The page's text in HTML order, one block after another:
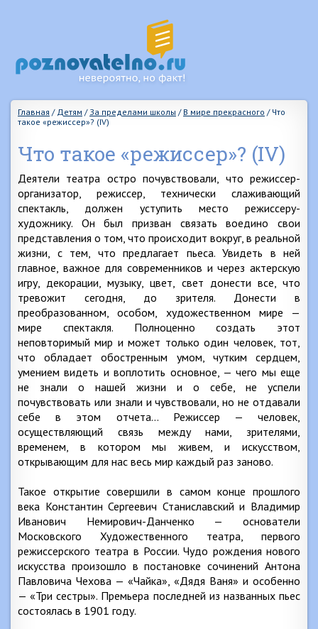
Главная / Детям / За пределами школы / В мире прекрасного / Что
такое «режиссер»? (IV)
Что такое «режиссер»? (IV)
Деятели театра остро почувствовали, что режиссер-
организатор, режиссер, технически слаживающий
спектакль, должен уступить место режиссеру-
художнику. Он был призван связать воедино свои
представления о том, что происходит вокруг, в реальной
жизни, с тем, что предлагает пьеса. Увидеть в ней
главное, важное для современников и через актерскую
игру, декорации, музыку, цвет, свет донести все, что
тревожит сегодня, до зрителя. Донести в
преобразованном, особом, художественном мире —
мире спектакля. Полноценно создать этот
неповторимый мир и может только один человек, тот,
что обладает обостренным умом, чутким сердцем,
умением видеть и воплотить основное, — чего мы еще
не знали о нашей жизни и о себе, не успели
почувствовать или знали и чувствовали, но не отдавали
себе в этом отчета… Режиссер — человек,
осуществляющий связь между нами, зрителями,
временем, в котором мы живем, и искусством,
открывающим для нас весь мир каждый раз заново.
Такое открытие совершили в самом конце прошлого
века Константин Сергеевич Станиславский и Владимир
Иванович Немирович-Данченко — основатели
Московского Художественного театра, первого
режиссерского театра в России. Чудо рождения нового
искусства произошло в постановке сочинений Антона
Павловича Чехова — «Чайка», «Дядя Ваня» и особенно
— «Три сестры». Премьера последней из названных пьес
состоялась в 1901 году.